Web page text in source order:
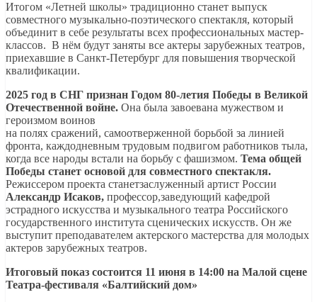
Итогом «Летней школы» традиционно станет выпуск
совместного музыкально-поэтического спектакля, который
объединит в себе результаты всех профессиональных мастер-
классов. В нём будут заняты все актеры зарубежных театров,
приехавшие в Санкт-Петербург для повышения творческой
квалификации.
2025 год в СНГ признан Годом 80-летия Победы в Великой
Отечественной войне. Она была завоевана мужеством и
героизмом воинов
на полях сражений, самоотверженной борьбой за линией
фронта, каждодневным трудовым подвигом работников тыла,
когда все народы встали на борьбу с фашизмом. Тема общей
Победы станет основой для совместного спектакля.
Режиссером проекта станетзаслуженный артист России
Александр Исаков, профессор,заведующий кафедрой
эстрадного искусства и музыкального театра Российского
государственного института сценических искусств. Он же
выступит преподавателем актерского мастерства для молодых
актеров зарубежных театров.
Итоговый показ состоится 11 июня в 14:00 на Малой сцене
Театра-фестиваля «Балтийский дом»